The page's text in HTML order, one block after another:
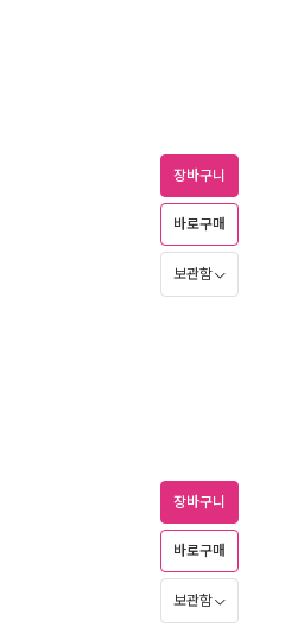
장바구니
바로구매
보관함
장바구니
바로구매
보관함